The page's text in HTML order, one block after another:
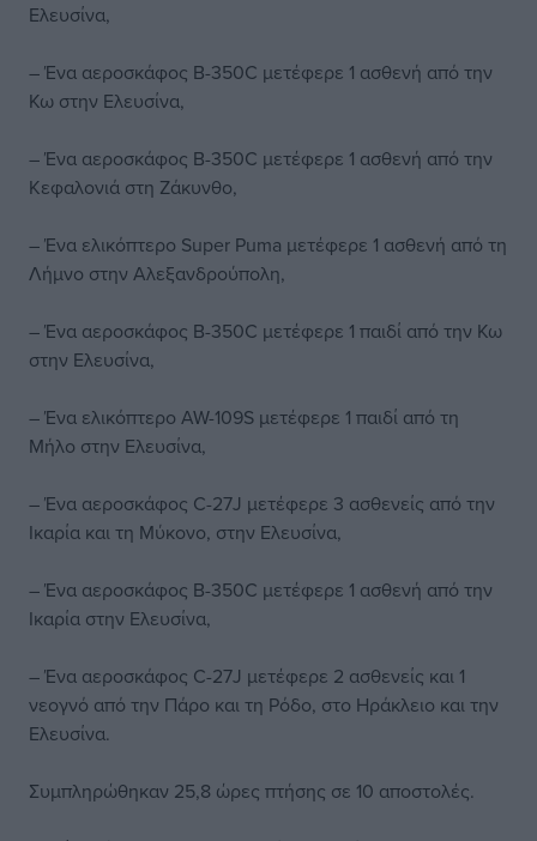
Ελευσίνα,
– Ένα αεροσκάφος B-350C μετέφερε 1 ασθενή από την
Κω στην Ελευσίνα,
– Ένα αεροσκάφος B-350C μετέφερε 1 ασθενή από την
Κεφαλονιά στη Ζάκυνθο,
– Ένα ελικόπτερο Super Puma μετέφερε 1 ασθενή από τη
Λήμνο στην Αλεξανδρούπολη,
– Ένα αεροσκάφος B-350C μετέφερε 1 παιδί από την Κω
στην Ελευσίνα,
– Ένα ελικόπτερο AW-109S μετέφερε 1 παιδί από τη
Μήλο στην Ελευσίνα,
– Ένα αεροσκάφος C-27J μετέφερε 3 ασθενείς από την
Ικαρία και τη Μύκονο, στην Ελευσίνα,
– Ένα αεροσκάφος B-350C μετέφερε 1 ασθενή από την
Ικαρία στην Ελευσίνα,
– Ένα αεροσκάφος C-27J μετέφερε 2 ασθενείς και 1
νεογνό από την Πάρο και τη Ρόδο, στο Ηράκλειο και την
Ελευσίνα.
Συμπληρώθηκαν 25,8 ώρες πτήσης σε 10 αποστολές.